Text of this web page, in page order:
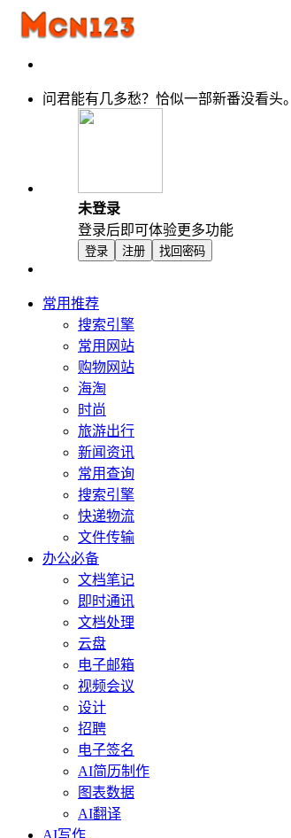
问君能有几多愁？恰似一部新番没看头。
未登录
登录后即可体验更多功能
登录 注册 找回密码
常用推荐
搜索引擎
常用网站
购物网站
海淘
时尚
旅游出行
新闻资讯
常用查询
搜索引擎
快递物流
文件传输
办公必备
文档笔记
即时通讯
文档处理
云盘
电子邮箱
视频会议
设计
招聘
电子签名
AI简历制作
图表数据
AI翻译
AI写作